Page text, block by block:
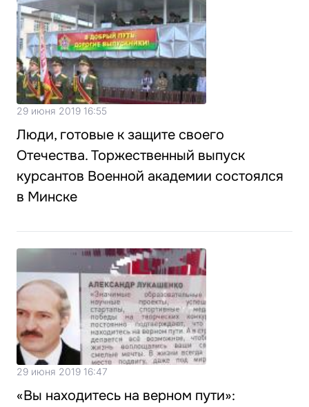
29 июня 2019 16:55
Люди, готовые к защите своего
Отечества. Торжественный выпуск
курсантов Военной академии состоялся
в Минске
29 июня 2019 16:47
«Вы находитесь на верном пути»: